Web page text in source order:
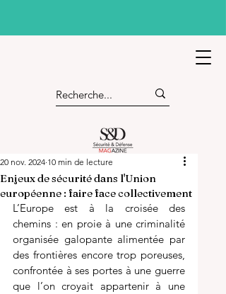
Enjeux de sécurité dans l'Union
européenne : faire face collectivement
20 nov. 2024 10 min de lecture
L’Europe est à la croisée des
chemins : en proie à une criminalité
organisée galopante alimentée par
des frontières encore trop poreuses,
confrontée à ses portes à une guerre
que l’on croyait appartenir à une